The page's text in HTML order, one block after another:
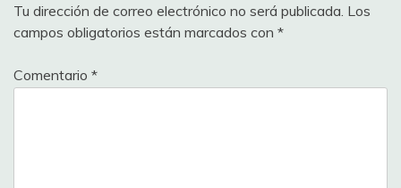
Tu dirección de correo electrónico no será publicada. Los
campos obligatorios están marcados con *
Comentario *